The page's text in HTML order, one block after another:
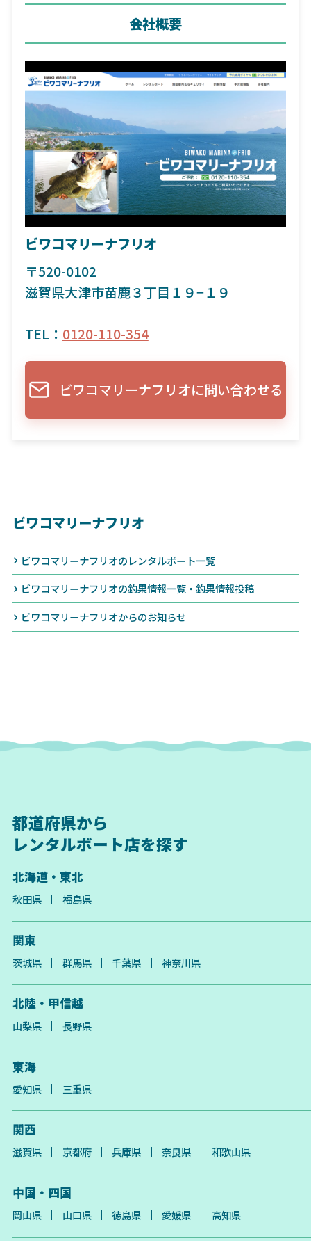
会社概要
ビワコマリーナフリオ
〒520-0102
滋賀県大津市苗鹿３丁目１９−１９
TEL： 0120-110-354
ビワコマリーナフリオに問い合わせる
ビワコマリーナフリオ
ビワコマリーナフリオのレンタルボート一覧
ビワコマリーナフリオの釣果情報一覧・釣果情報投稿
ビワコマリーナフリオからのお知らせ
都道府県から
レンタルボート店を探す
北海道・東北
秋田県 福島県
関東
茨城県 群馬県 千葉県 神奈川県
北陸・甲信越
山梨県 長野県
東海
愛知県 三重県
関西
滋賀県 京都府 兵庫県 奈良県 和歌山県
中国・四国
岡山県 山口県 徳島県 愛媛県 高知県